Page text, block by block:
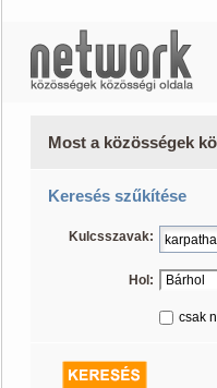
Most a közösségek
Keresés szűkítése
Kulcsszavak:
Hol:
csak